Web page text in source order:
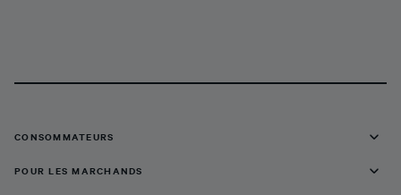
CONSOMMATEURS
POUR LES MARCHANDS